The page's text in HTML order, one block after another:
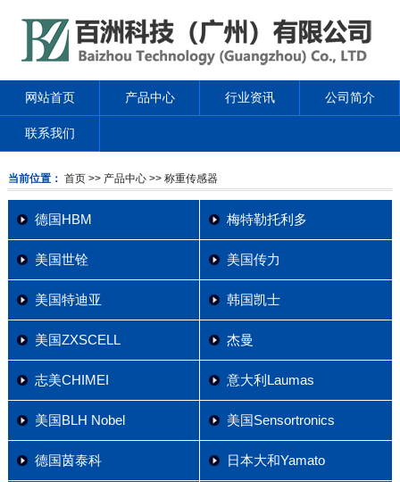
网站首页 产品中心 行业资讯 公司简介
联系我们
当前位置： 首页 >> 产品中心>> 称重传感器
德国HBM 梅特勒托利多
美国世铨 美国传力
美国特迪亚 韩国凯士
美国ZXSCELL 杰曼
志美CHIMEI 意大利Laumas
美国BLH Nobel 美国Sensortronics
德国茵泰科 日本大和Yamato